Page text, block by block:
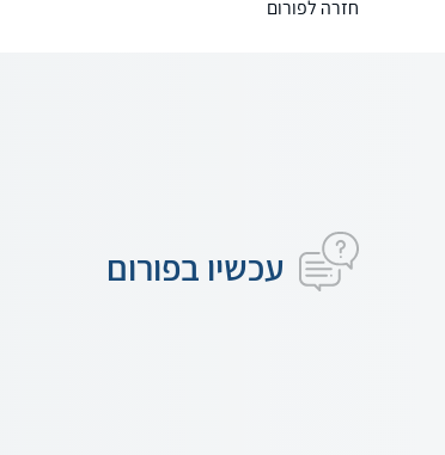
חזרה לפורום
עכשיו בפורום